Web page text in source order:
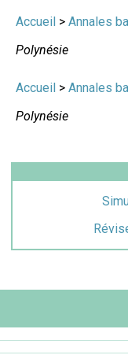
Accueil > Annales
Polynésie
Accueil > Annales
Polynésie